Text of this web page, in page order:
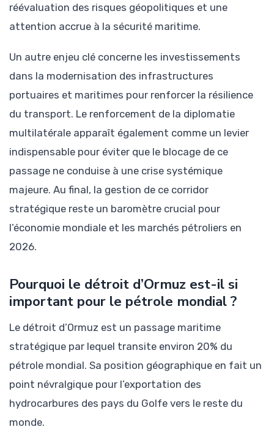
réévaluation des risques géopolitiques et une
attention accrue à la sécurité maritime.
Un autre enjeu clé concerne les investissements
dans la modernisation des infrastructures
portuaires et maritimes pour renforcer la résilience
du transport. Le renforcement de la diplomatie
multilatérale apparaît également comme un levier
indispensable pour éviter que le blocage de ce
passage ne conduise à une crise systémique
majeure. Au final, la gestion de ce corridor
stratégique reste un baromètre crucial pour
l’économie mondiale et les marchés pétroliers en
2026.
Pourquoi le détroit d’Ormuz est-il si
important pour le pétrole mondial ?
Le détroit d’Ormuz est un passage maritime
stratégique par lequel transite environ 20% du
pétrole mondial. Sa position géographique en fait un
point névralgique pour l’exportation des
hydrocarbures des pays du Golfe vers le reste du
monde.